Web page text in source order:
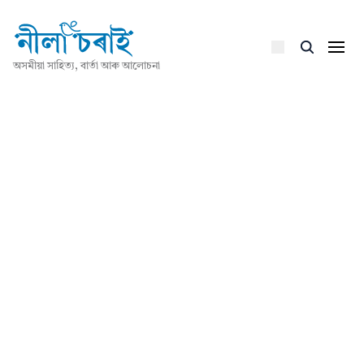
অসমীয়া সাহিত্য, বাৰ্তা আৰু আলোচনা